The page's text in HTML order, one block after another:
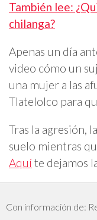
También lee:
chilanga?
Apenas un día
video cómo un
una mujer a las
Tlatelolco para
Tras la agresión,
suelo mientras
Aquíte dejamos
Con información de: